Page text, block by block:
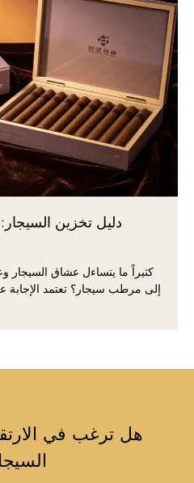
دليل تخزين
كثيراً ما يتساءل عشاق السيجار
إلى مرطب سيجار؟ تعتمد
هل ترغب في